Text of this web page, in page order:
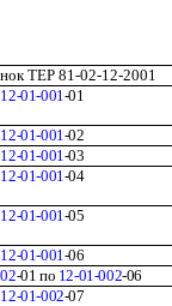
ТЕР 81-02-12-2001
12-01-001 -01
12-01-001 -02
12-01-001 -03
12-01-001 -04
12-01-001 -05
12-01-001 -06
-01 по 12-01-002-06
12-01-002-07